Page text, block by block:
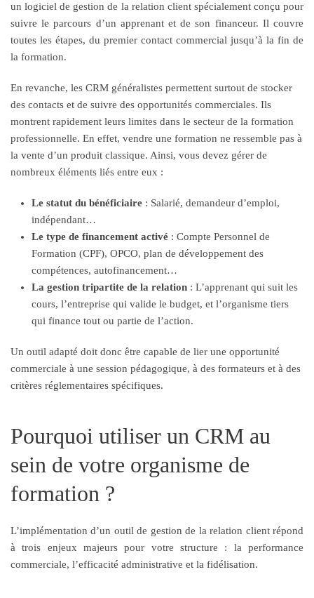
un logiciel de gestion de la relation client spécialement conçu pour
suivre le parcours d’un apprenant et de son financeur. Il couvre
toutes les étapes, du premier contact commercial jusqu’à la fin de
la formation.
En revanche, les CRM généralistes permettent surtout de stocker
des contacts et de suivre des opportunités commerciales. Ils
montrent rapidement leurs limites dans le secteur de la formation
professionnelle. En effet, vendre une formation ne ressemble pas à
la vente d’un produit classique. Ainsi, vous devez gérer de
nombreux éléments liés entre eux :
Le statut du bénéficiaire : Salarié, demandeur d’emploi,
indépendant…
Le type de financement activé : Compte Personnel de
Formation (CPF), OPCO, plan de développement des
compétences, autofinancement…
La gestion tripartite de la relation : L’apprenant qui suit les
cours, l’entreprise qui valide le budget, et l’organisme tiers
qui finance tout ou partie de l’action.
Un outil adapté doit donc être capable de lier une opportunité
commerciale à une session pédagogique, à des formateurs et à des
critères réglementaires spécifiques.
Pourquoi utiliser un CRM au
sein de votre organisme de
formation ?
L’implémentation d’un outil de gestion de la relation client répond
à trois enjeux majeurs pour votre structure : la performance
commerciale, l’efficacité administrative et la fidélisation.